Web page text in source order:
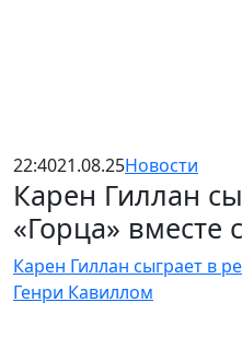
22:4021.08.25Новости
Карен Гиллан
«Горца» вместе
Карен Гиллан сыграет в
Генри Кавиллом